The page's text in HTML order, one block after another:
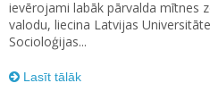
ievērojami labāk pārvalda mītnes
valodu, liecina Latvijas
Socioloģijas...
Lasīt tālāk